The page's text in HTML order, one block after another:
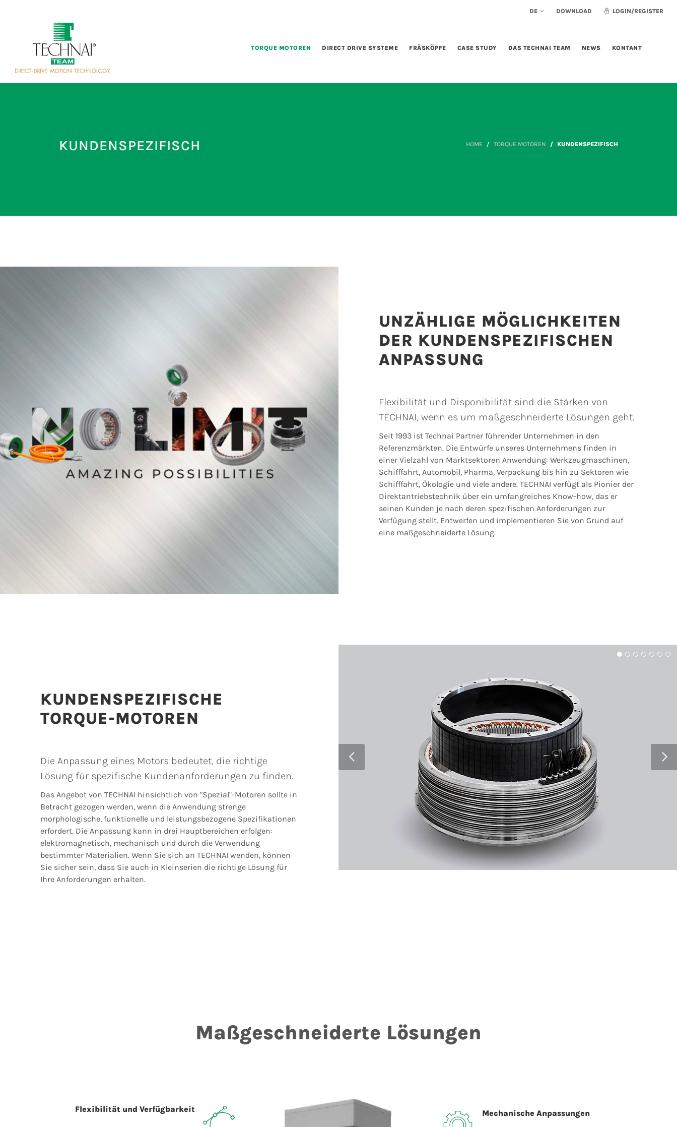
DE DOWNLOAD LOGIN/REGISTER
TORQUE MOTOREN DIRECT DRIVE SYSTEME FRÄSKÖPFE CASE STUDY DAS TECHNAI TEAM NEWS KONTANT
KUNDENSPEZIFISCH HOME TORQUE MOTOREN KUNDENSPEZIFISCH
UNZÄHLIGE MÖGLICHKEITEN
DER KUNDENSPEZIFISCHEN
ANPASSUNG
Flexibilität und Disponibilität sind die Stärken von
TECHNAI, wenn es um maßgeschneiderte Lösungen geht.
Seit 1993 ist Technai Partner führender Unternehmen in den
Referenzmärkten. Die Entwürfe unseres Unternehmens finden in
einer Vielzahl von Marktsektoren Anwendung: Werkzeugmaschinen,
Schifffahrt, Automobil, Pharma, Verpackung bis hin zu Sektoren wie
Schifffahrt, Ökologie und viele andere. TECHNAI verfügt als Pionier der
Direktantriebstechnik über ein umfangreiches Know-how, das er
seinen Kunden je nach deren spezifischen Anforderungen zur
Verfügung stellt. Entwerfen und implementieren Sie von Grund auf
eine maßgeschneiderte Lösung.
KUNDENSPEZIFISCHE
TORQUE-MOTOREN
Die Anpassung eines Motors bedeutet, die richtige
Lösung für spezifische Kundenanforderungen zu finden.
Das Angebot von TECHNAI hinsichtlich von "Spezial"-Motoren sollte in
Betracht gezogen werden, wenn die Anwendung strenge
morphologische, funktionelle und leistungsbezogene Spezifikationen
erfordert. Die Anpassung kann in drei Hauptbereichen erfolgen:
elektromagnetisch, mechanisch und durch die Verwendung
bestimmter Materialien. Wenn Sie sich an TECHNAI wenden, können
Sie sicher sein, dass Sie auch in Kleinserien die richtige Lösung für
Ihre Anforderungen erhalten.
Maßgeschneiderte Lösungen
Flexibilität und Verfügbarkeit Mechanische Anpassungen